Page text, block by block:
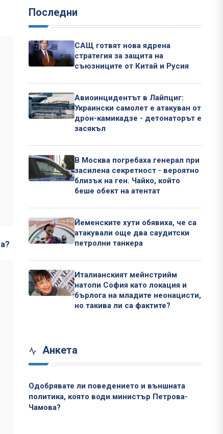
Последни
САЩ готвят нова ядрена
стратегия за защита на
съюзниците от Китай и Русия
Авиоинцидентът в Лайпциг:
Украински самолет е атакуван от
дрон-камикадзе - детонаторът е
засякъл
В Москва погребаха генерал при
засилена секретност - вероятно
близък на ген. Чайко, който
беше обект на атентат
Йеменските хути обявиха, че са
атакували още два саудитски
петролни танкера
Италианският мейнстрийм
натопи София като локация и
бърлога на младите неонацисти,
но такива ли са фактите?
Анкета
Одобрявате ли поведението и външната
политика, която води министър Петрова-
Чамова?